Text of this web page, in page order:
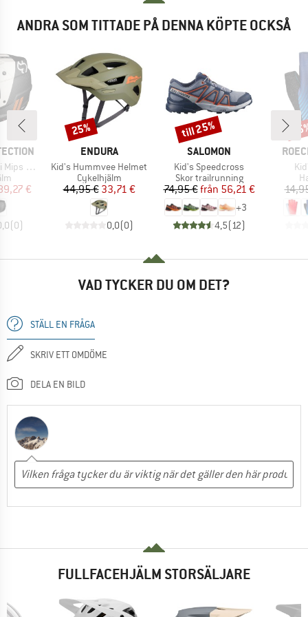
ANDRA SOM TITTADE PÅ DENNA KÖPTE OCKSÅ
Helmet
pris
€
(0)
VARUMÄRKE
ENDURA
Produkter
Kid's Hummvee Helmet
Produktgrupp
Cykelhjälm
Pris
44,95 €Reducerat pris
33,71 €
0,0(0)
Rabatt
25%
VARUMÄRKE
SALOMON
Produkter
Kid's Speedcross
Produktgrupp
Skor trailrunning
Pris
74,95 € Reducerat pris
från 56,21 €
+3
4,5(12)
Rabatt
till 25%
VAD TYCKER DU OM DET?
STÄLL EN FRÅGA
SKRIV ETT OMDÖME
DELA EN BILD
FULLFACEHJÄLM STORSÄLJARE